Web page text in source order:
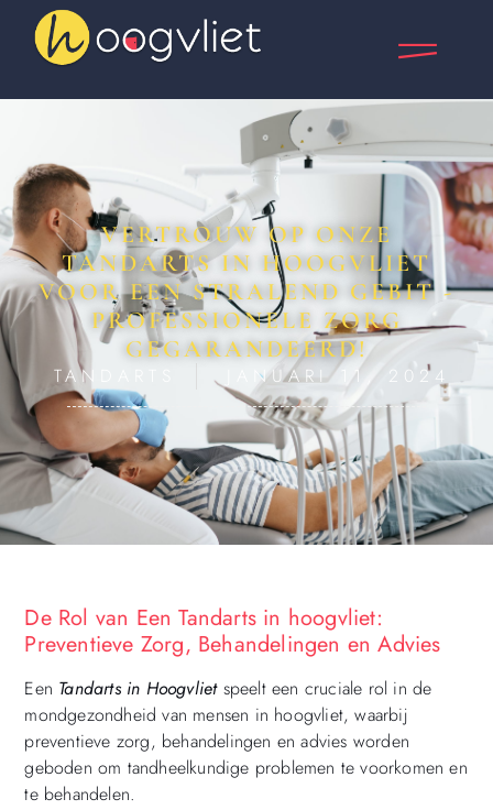
TANDARTS JANUARI 11, 2024
VERTROUW OP ONZE
TANDARTS IN HOOGVLIET
VOOR EEN STRALEND GEBIT -
PROFESSIONELE ZORG
GEGARANDEERD!
De Rol van Een Tandarts in hoogvliet:
Preventieve Zorg, Behandelingen en Advies
Een Tandarts in Hoogvlietspeelt een cruciale rol in de
mondgezondheid van mensen in hoogvliet, waarbij
preventieve zorg, behandelingen en advies worden
geboden om tandheelkundige problemen te voorkomen en
te behandelen.